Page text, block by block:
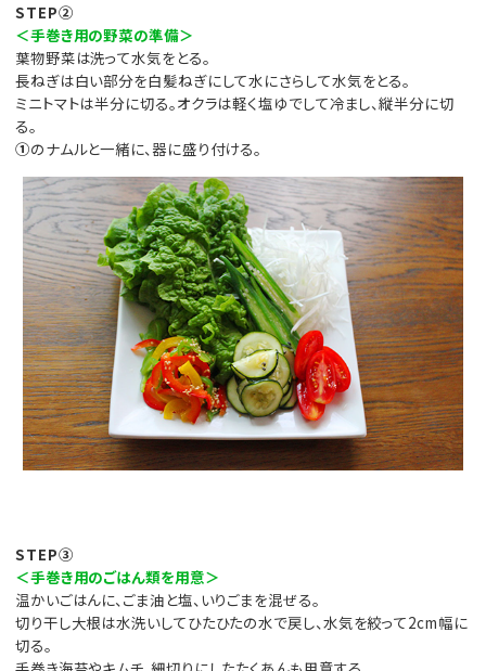
STEP②
＜手巻き用の野菜の準備＞
葉物野菜は洗って水気をとる。
長ねぎは白い部分を白髪ねぎにして水にさらして水気をとる。
ミニトマトは半分に切る。オクラは軽く塩ゆでして冷まし、縦半分に切
る。
①のナムルと一緒に、器に盛り付ける。
STEP③
＜手巻き用のごはん類を用意＞
温かいごはんに、ごま油と塩、いりごまを混ぜる。
切り干し大根は水洗いしてひたひたの水で戻し、水気を絞って2cm幅に
切る。